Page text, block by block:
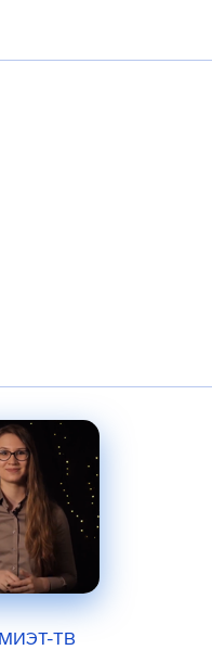
МИЭТ-ТВ